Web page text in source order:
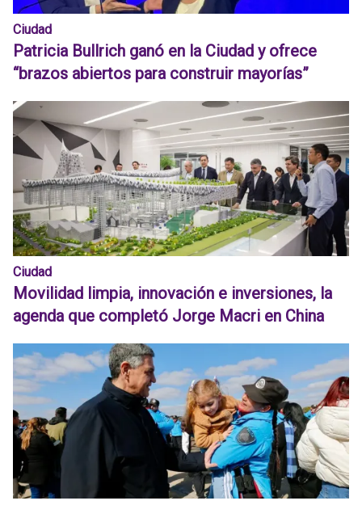
Ciudad
Patricia Bullrich ganó en la Ciudad y ofrece
“brazos abiertos para construir mayorías”
Ciudad
Movilidad limpia, innovación e inversiones, la
agenda que completó Jorge Macri en China